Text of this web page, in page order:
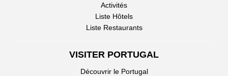
Activités
Liste Hôtels
Liste Restaurants
VISITER PORTUGAL
Découvrir le Portugal